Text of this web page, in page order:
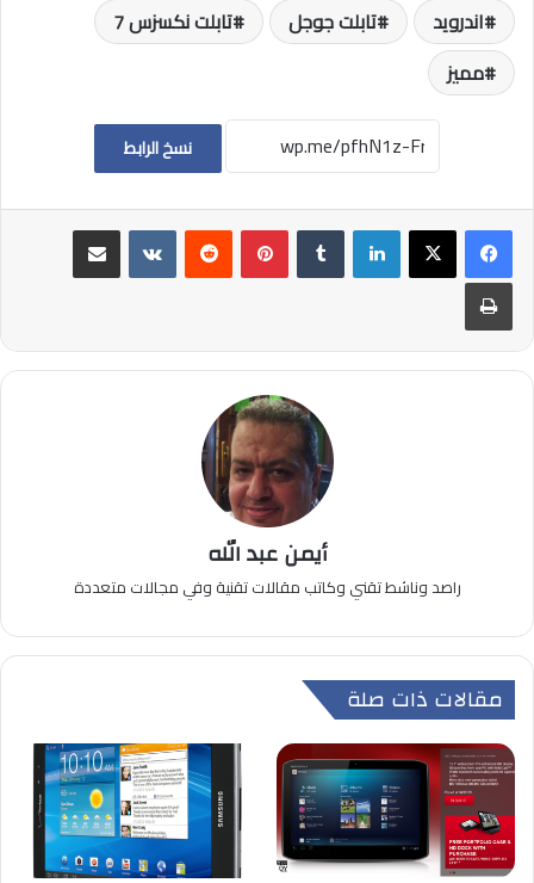
اندرويد تابلت جوجل
تابلت نكسزس 7
مميز
نسخ الرابط
لينكدإن بينتيريست
مشاركة عبر البريد
طباعة
أيمن عبد الله
راصد وناشط تقني وكاتب مقالات تقنية وفي مجالات متعددة
مقالات ذات صلة